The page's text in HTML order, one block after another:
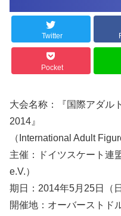
Twitter
Pocket
大会名称：『国際アダル
2014』
（International Adult
主催：ドイツスケート連
e.V.）
期日：2014年5月25日（
開催地：オーバーストド